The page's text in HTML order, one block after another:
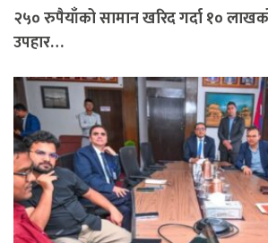
२५० रुपैयाँको सामान खरिद गर्दा १०
उपहार…